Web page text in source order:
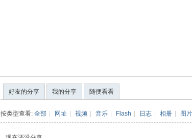
好友的分享 我的分享 随便看看
按类型查看: 全部 网址 视频 音乐 Flash 日志 相册 图片